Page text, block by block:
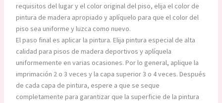
requisitos del lugar y el color original del piso, elija el color de
pintura de madera apropiado y aplíquelo para que el color del
piso sea uniforme y luzca como nuevo.
El paso final es aplicar la pintura. Elija pintura especial de alta
calidad para pisos de madera deportivos y aplíquela
uniformemente en varias ocasiones. Por lo general, aplique la
imprimación 2 o 3 veces y la capa superior 3 o 4 veces. Después
de cada capa de pintura, espere a que se seque
completamente para garantizar que la superficie de la pintura